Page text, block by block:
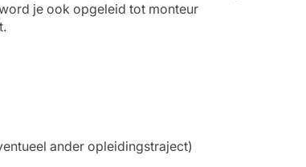
je ook opgeleid tot monteur
ander opleidingstraject)